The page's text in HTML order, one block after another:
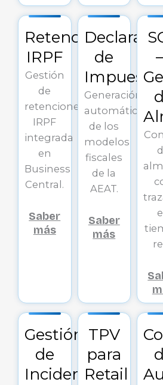
Retenciones
IRPF
Gestión
de
retenciones
IRPF
integrada
en
Business
Central.
Saber
más
de
Generación
automática
de los
modelos
fiscales
de la
AEAT.
Saber
más
Gestión
de
Incidencias
TPV
para
Retail